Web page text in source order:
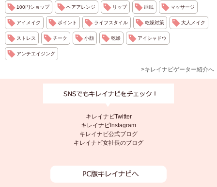
100円ショップ ヘアアレンジ リップ 睡眠 マッサージ
アイメイク ポイント ライフスタイル 乾燥対策 大人メイク
ストレス チーク 小顔 乾燥 アイシャドウ
アンチエイジング
>キレイナビゲーター紹介へ
キレイナビTwitter
キレイナビInstagram
キレイナビ公式ブログ
キレイナビ女社長のブログ